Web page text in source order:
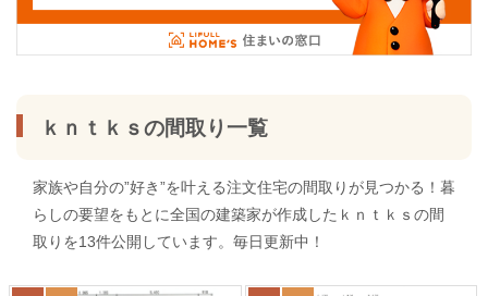
ｋｎｔｋｓの間取り一覧
家族や自分の”好き”を叶える注文住宅の間取りが見つかる！暮
らしの要望をもとに全国の建築家が作成したｋｎｔｋｓの間
取りを13件公開しています。毎日更新中！